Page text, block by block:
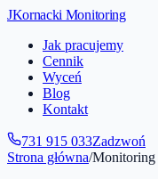
JKornacki Monitoring
Jak pracujemy
Cennik
Wyceń
Blog
Kontakt
731 915 033Zadzwoń
Strona główna/Monitoring